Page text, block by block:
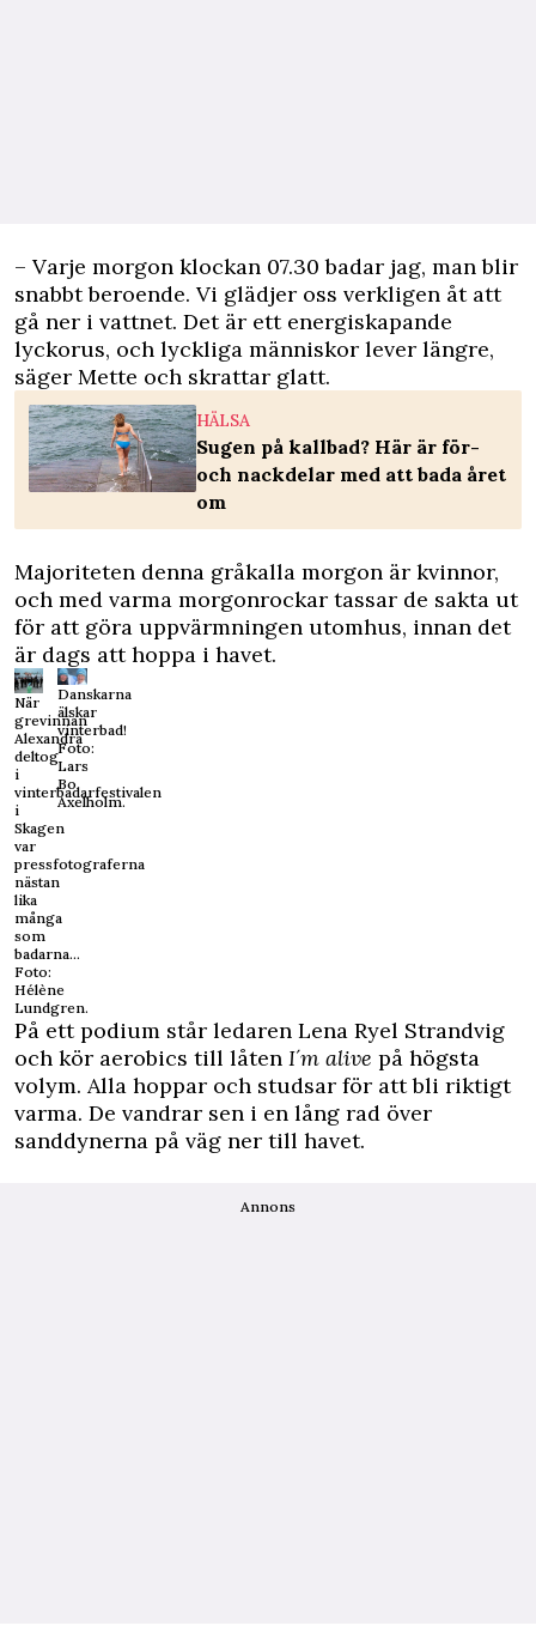
– Varje morgon klockan 07.30 badar jag, man blir
snabbt beroende. Vi glädjer oss verkligen åt att
gå ner i vattnet. Det är ett energiskapande
lyckorus, och lyckliga människor lever längre,
säger Mette och skrattar glatt.
HÄLSA
Sugen på kallbad? Här är för-
och nackdelar med att bada året
om
Majoriteten denna gråkalla morgon är kvinnor,
och med varma morgonrockar tassar de sakta ut
för att göra uppvärmningen utomhus, innan det
är dags att hoppa i havet.
När
grevinnan
Alexandra
deltog
i
vinterbadarfestivalen
i
Skagen
var
pressfotograferna
nästan
lika
många
som
badarna...
Foto:
Hélène
Lundgren.
Danskarna
älskar
vinterbad!
Foto:
Lars
Bo
Axelholm.
På ett podium står ledaren Lena Ryel Strandvig
och kör aerobics till låten I´m alive på högsta
volym. Alla hoppar och studsar för att bli riktigt
varma. De vandrar sen i en lång rad över
sanddynerna på väg ner till havet.
Annons